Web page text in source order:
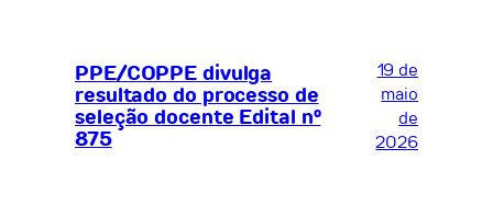
PPE/COPPE divulga
resultado do processo de
seleção docente Edital nº
875
19 de
maio
de
2026